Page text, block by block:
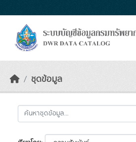
ชุดข้อมูล